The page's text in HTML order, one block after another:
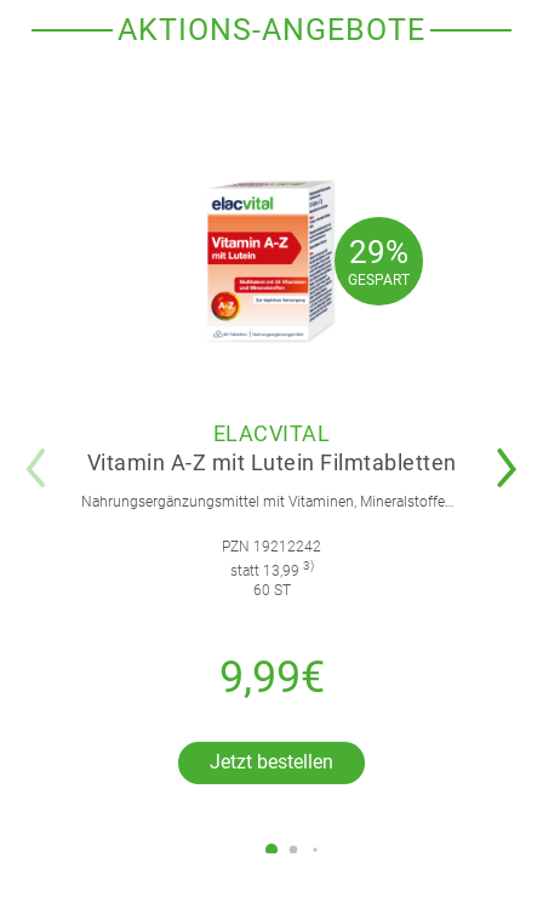
AKTIONS-ANGEBOTE
29%
GESPART
29%
GESPART
ELACVITAL
Vitamin A-Z mit Lutein Filmtabletten
PZN 19212242
statt 13,99 3)
60 ST
9,99€
Jetzt bestellen